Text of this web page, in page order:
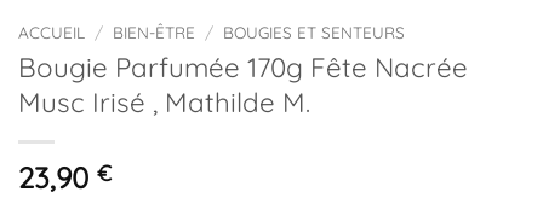
ACCUEIL / BIEN-ÊTRE / BOUGIES ET SENTEURS
Bougie Parfumée 170g Fête Nacrée
Musc Irisé , Mathilde M.
23,90 €